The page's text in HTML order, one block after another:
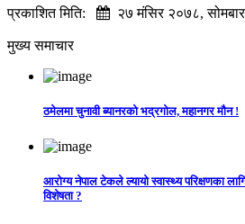
प्रकाशित मिति:
२७ मंसिर २०७८,
मुख्य समाचार
ठमेलमा चुनावी ब्यानरको भद्रगोल, महानगर मौन !
आरोग्य नेपाल टेकले ल्यायो स्वास्थ्य परिक्षणका
विशेषता ?